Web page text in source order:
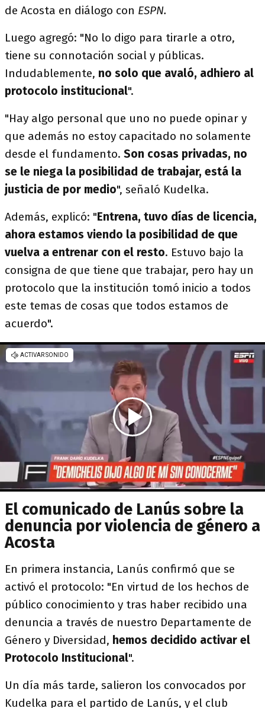
de Acosta en diálogo con ESPN.
Luego agregó: "No lo digo para tirarle a otro,
tiene su connotación social y públicas.
Indudablemente, no solo que avaló, adhiero al
protocolo institucional".
"Hay algo personal que uno no puede opinar y
que además no estoy capacitado no solamente
desde el fundamento. Son cosas privadas, no
se le niega la posibilidad de trabajar, está la
justicia de por medio", señaló Kudelka.
Además, explicó: "Entrena, tuvo días de licencia,
ahora estamos viendo la posibilidad de que
vuelva a entrenar con el resto. Estuvo bajo la
consigna de que tiene que trabajar, pero hay un
protocolo que la institución tomó inicio a todos
este temas de cosas que todos estamos de
acuerdo".
El comunicado de Lanús sobre la
denuncia por violencia de género a
Acosta
En primera instancia, Lanús confirmó que se
activó el protocolo: "En virtud de los hechos de
público conocimiento y tras haber recibido una
denuncia a través de nuestro Departamente de
Género y Diversidad, hemos decidido activar el
Protocolo Institucional".
Un día más tarde, salieron los convocados por
Kudelka para el partido de Lanús, y el club